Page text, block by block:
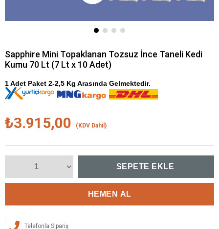
Sapphire Mini Topaklanan Tozsuz İnce Taneli Kedi
Kumu 70 Lt (7 Lt x 10 Adet)
1 Adet Paket 2-2,5 Kg Arasında Gelmektedir.
₺3.915,00 (KDV Dahil)
Telefonla Sipariş